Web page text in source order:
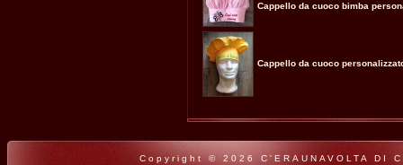
Cappello da cuoco bimba
Cappello da cuoco
Copyright © 2026 C'ERAUNAVOLTA